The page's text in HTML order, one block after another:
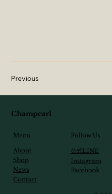
Previous
Champearl
Menu
About
Shop
News
Contact
Follow Us
​公式LINE
Instagram
Facebook